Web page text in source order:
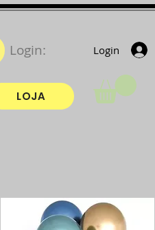
Login
LOJA
Login: